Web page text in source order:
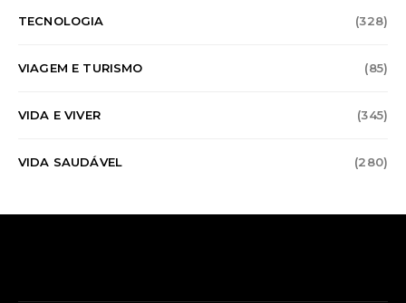
TECNOLOGIA (328)
VIAGEM E TURISMO (85)
VIDA E VIVER (345)
VIDA SAUDÁVEL (280)